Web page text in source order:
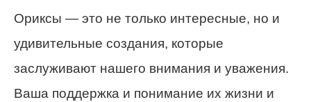
Ориксы — это не только интересные, но и
удивительные создания, которые
заслуживают нашего внимания и уважения.
Ваша поддержка и понимание их жизни и